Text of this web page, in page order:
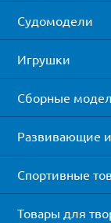
Судомодели
Игрушки
Сборные
Развивающие
Спортивные
Товары для